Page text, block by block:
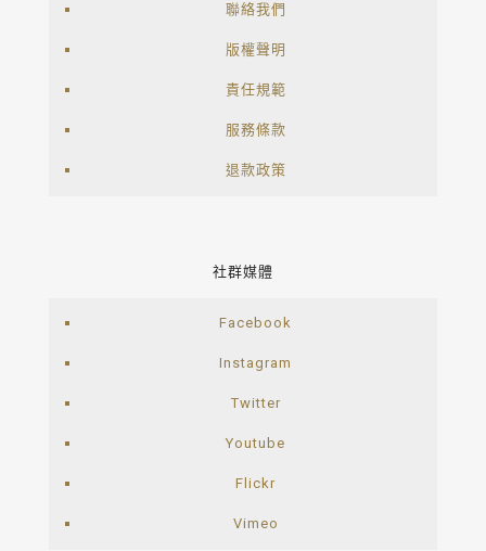
聯絡我們
版權聲明
責任規範
服務條款
退款政策
社群媒體
Facebook
Instagram
Twitter
Youtube
Flickr
Vimeo